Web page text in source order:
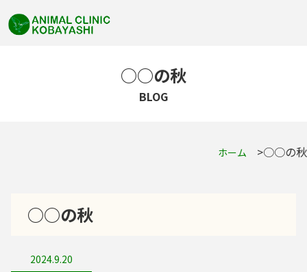
○○の秋
BLOG
ホーム ○○の秋
○○の秋
2024.9.20